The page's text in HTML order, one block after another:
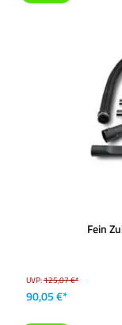
Fein
UVP:125,07 €*
90,05 €*